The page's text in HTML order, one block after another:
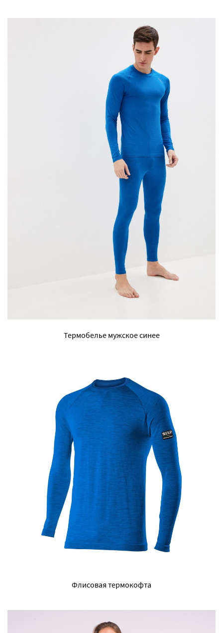
Термобелье мужское синее
Флисовая термокофта